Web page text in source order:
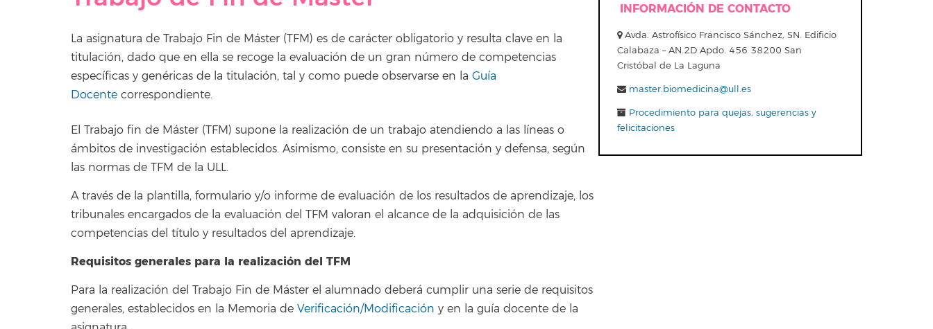
La asignatura de Trabajo Fin de Máster (TFM) es de carácter obligatorio y resulta clave en la
titulación, dado que en ella se recoge la evaluación de un gran número de competencias
específicas y genéricas de la titulación, tal y como puede observarse en la Guía
Docente correspondiente.
El Trabajo fin de Máster (TFM) supone la realización de un trabajo atendiendo a las líneas o
ámbitos de investigación establecidos. Asimismo, consiste en su presentación y defensa, según
las normas de TFM de la ULL.
A través de la plantilla, formulario y/o informe de evaluación de los resultados de aprendizaje, los
tribunales encargados de la evaluación del TFM valoran el alcance de la adquisición de las
competencias del título y resultados del aprendizaje.
Requisitos generales para la realización del TFM
Para la realización del Trabajo Fin de Máster el alumnado deberá cumplir una serie de requisitos
generales, establecidos en la Memoria de Verificación/Modificación y en la guía docente de la
INFORMACIÓN DE CONTACTO
Avda. Astrofísico Francisco Sánchez, SN. Edificio
Calabaza – AN.2D Apdo. 456 38200 San
Cristóbal de La Laguna
master.biomedicina@ull.es
Procedimiento para quejas, sugerencias y
felicitaciones